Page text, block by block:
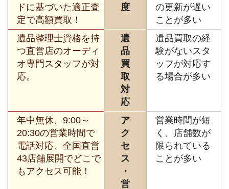
ドに基づいた適正査
定で高額買取！
度
の更新が遅い
ことが多い
遺品整理士資格を持
つ直営店のオーディ
オ専門スタッフが対
応。
遺
品
買
取
対
応
遺品買取の経
験がないスタ
ッフが対応す
る場合が多い
年中無休、9:00～
20:30の営業時間で
電話対応、全国直営
43店舗展開でどこで
もアクセス可能！
ア
ク
セ
ス
・
営
営業時間が短
く、店舗数が
限られている
ことが多い